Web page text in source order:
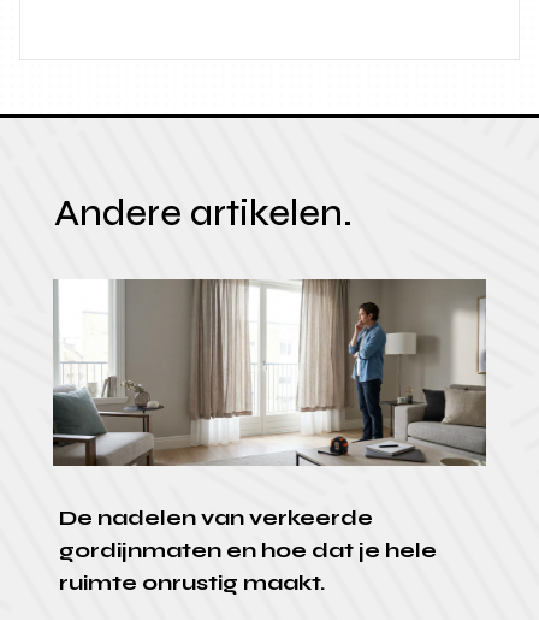
Andere artikelen.
De nadelen van verkeerde
gordijnmaten en hoe dat je hele
ruimte onrustig maakt.